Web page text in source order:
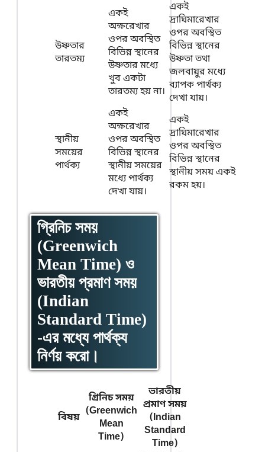
উষ্ণতার
তারতম্য
একই
অক্ষরেখার
ওপর অবস্থিত
বিভিন্ন স্থানের
উষ্ণতার মধ্যে
খুব একটা
তারতম্য হয় না।
একই
দ্রাঘিমারেখার
ওপর অবস্থিত
বিভিন্ন স্থানের
উষ্ণতা তথা
জলবায়ুর মধ্যে
ব্যাপক পার্থক্য
দেখা যায়।
স্থানীয়
সময়ের
পার্থক্য
একই
অক্ষরেখার
ওপর অবস্থিত
বিভিন্ন স্থানের
স্থানীয় সময়ের
মধ্যে পার্থক্য
দেখা যায়।
একই
দ্রাঘিমারেখার
ওপর অবস্থিত
বিভিন্ন স্থানের
স্থানীয় সময় একই
রকম হয়।
গ্রিনিচ সময়
(Greenwich
Mean Time) ও
ভারতীয় প্রমাণ সময়
(Indian
Standard Time)
-এর মধ্যে পার্থক্য
নির্ণয় করো।
বিষয়
গ্রিনিচ সময়
(Greenwich
Mean
Time)
ভারতীয়
প্রমাণ সময়
(Indian
Standard
Time)